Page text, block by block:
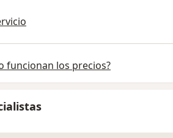
funcionan los precios?